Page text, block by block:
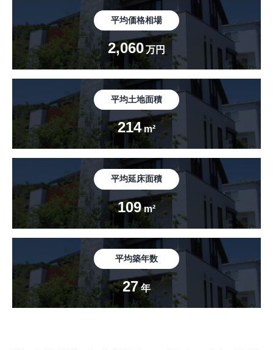
平均価格相場
2,060万円
平均土地面積
214m²
平均延床面積
109m²
平均築年数
27年